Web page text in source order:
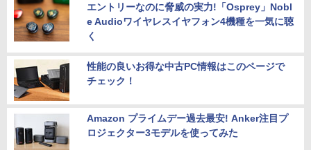
エントリーなのに脅威の実力!「Osprey」Nobl
e Audioワイヤレスイヤフォン4機種を一気に聴
く
性能の良いお得な中古PC情報はこのページで
チェック！
Amazon プライムデー過去最安! Anker注目プ
ロジェクター3モデルを使ってみた